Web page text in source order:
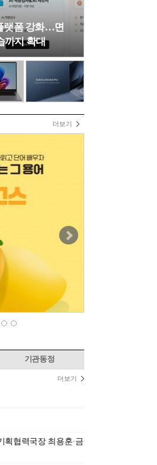
랫폼 강화…면
까지 확대
더보기
기관동정
더보기
협력국장 최용훈·금